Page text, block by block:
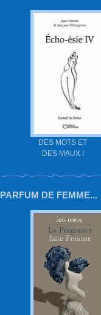
DES MOTS ET
DES MAUX !
PARFUM DE FEMME...